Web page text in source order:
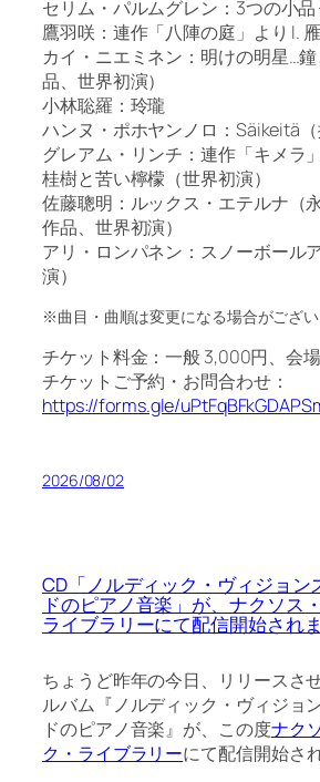
セリム・パルムグレン：3つの小
鷹羽咲：連作「八陣の庭」より I.
カイ・ニエミネン：明けの明星…
品、世界初演）
小林聡羅：玲瓏
ハンヌ・ポホヤンノロ：Säikeitä（
グレアム・リンチ：連作「キメラ
桂樹と苦い檸檬（世界初演）
佐藤聰明：ルックス・エテルナ（
作品、世界初演）
アリ・ロンパネン：スノーボール
演）
※曲目・曲順は変更になる場合がござ
チケット料金：一般 3,000円、会
チケットご予約・お問合わせ：
https://forms.gle/
2026/08/02
CD「ノルディック・ヴィジョ
ドのピアノ音楽」が、ナクソス
ライブラリーにて配信開始され
ちょうど昨年の今日、リリースさ
ルバム『ノルディック・ヴィジョ
ドのピアノ音楽』が、この度ナク
ク・ライブラリーにて配信開始さ